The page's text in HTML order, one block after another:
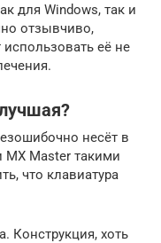
для Windows, так и
отзывчиво,
её не
несёт в
MX Master такими
что клавиатура
Конструкция, хоть